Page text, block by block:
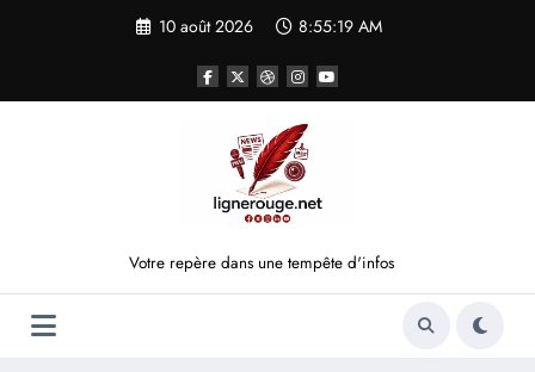
10 août 2026 8:55:20 AM
Votre repère dans une tempête d'infos